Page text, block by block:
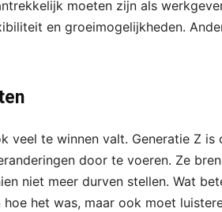
moeten zijn als
en groeimogelijkheden.
veel te winnen valt. Generatie Z is
door te voeren. Ze
niet meer durven stellen. Wat
het was, maar ook moet